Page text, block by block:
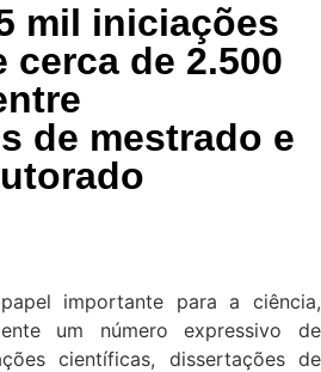
mil iniciações
de 2.500
de mestrado e
importante para a ciência,
um número expressivo de
científicas, dissertações de